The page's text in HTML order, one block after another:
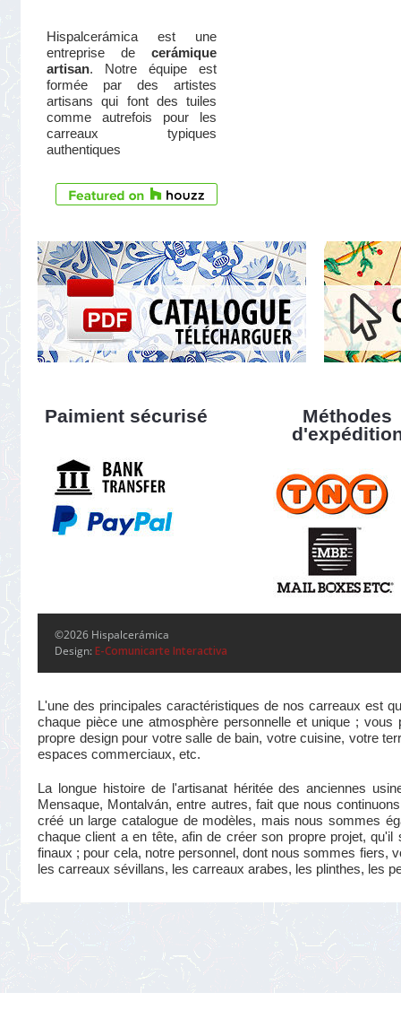
Hispalcerámica est une
entreprise de cerámique
artisan. Notre équipe est
formée par des artistes
artisans qui font des tuiles
comme autrefois pour les
carreaux typiques
authentiques
Paimient sécurisé
Méthodes
©2026 Hispalcerámica
Design: E-Comunicarte Interactiva
L'une des principales caractéristiques de nos carreaux est
chaque pièce une atmosphère personnelle et unique ;
propre design pour votre salle de bain, votre cuisine, votre
espaces commerciaux, etc.
La longue histoire de l'artisanat héritée des anciennes
Mensaque, Montalván, entre autres, fait que nous
créé un large catalogue de modèles, mais nous sommes
chaque client a en tête, afin de créer son propre projet,
finaux ; pour cela, notre personnel, dont nous sommes fiers,
les carreaux sévillans, les carreaux arabes, les plinthes, les